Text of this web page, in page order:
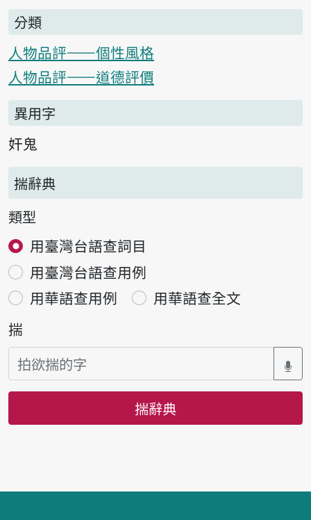
分類
人物品評——個性風格
人物品評——道德評價
異用字
奸鬼
揣辭典
類型
用臺灣台語查詞目
用臺灣台語查用例
用華語查用例
用華語查全文
揣
揣辭典